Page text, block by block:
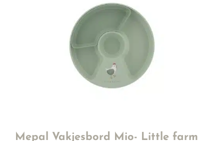
Mepal Vakjesbord Mio- Little farm